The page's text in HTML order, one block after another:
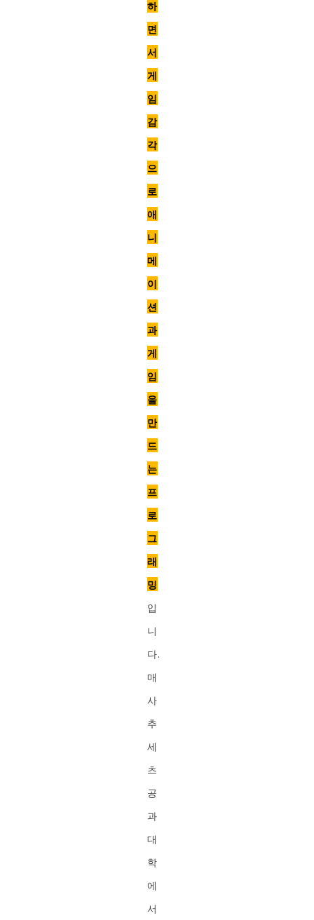
하
면
서
게
임
감
각
으
로
애
니
메
이
션
과
게
임
을
만
드
는
프
로
그
래
밍
입
니
다.
매
사
추
세
츠
공
과
대
학
에
서